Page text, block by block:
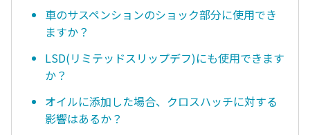
車のサスペンションのショック部分に使用でき
ますか？
LSD(リミテッドスリップデフ)にも使用できます
か？
オイルに添加した場合、クロスハッチに対する
影響はあるか？